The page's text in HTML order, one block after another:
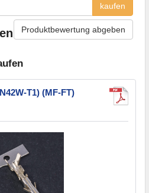
kaufen
Produktbewertung abgeben
T1) (MF-FT)